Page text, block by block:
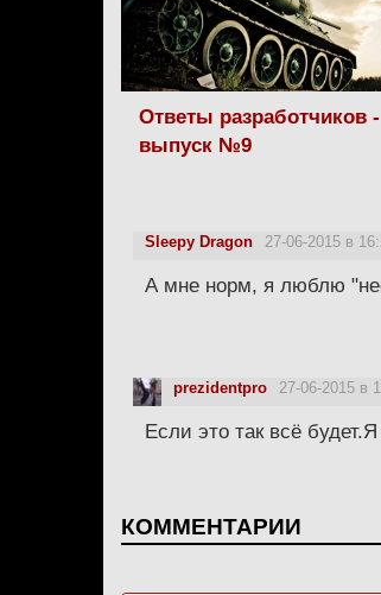
Ответы разработчиков -
выпуск №9
Sleepy Dragon 27-06-2015 в
А мне норм, я люблю
prezidentpro 27-06-2015 в
Если это так всё
КОММЕНТАРИИ